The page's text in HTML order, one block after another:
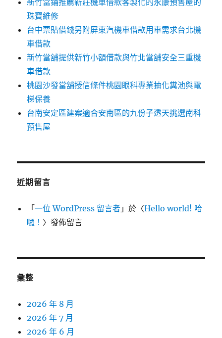
新竹當鋪推薦新莊機車借款客製化的永康預售屋的
珠寶維修
台中票貼借錢另附屏東汽機車借款用車需求台北機
車借款
新竹當舖提供新竹小額借款與竹北當舖安全三重機
車借款
桃園沙發當舖授信條件桃園眼科專業抽化糞池與電
梯保養
台南安定區建案適合安南區的九份子透天挑選南科
預售屋
近期留言
「一位 WordPress 留言者 」於〈Hello world! 哈
囉！ 〉發佈留言
彙整
2026 年 8 月
2026 年 7 月
2026 年 6 月